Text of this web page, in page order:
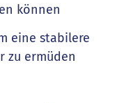
können
eine stabilere
zu ermüden